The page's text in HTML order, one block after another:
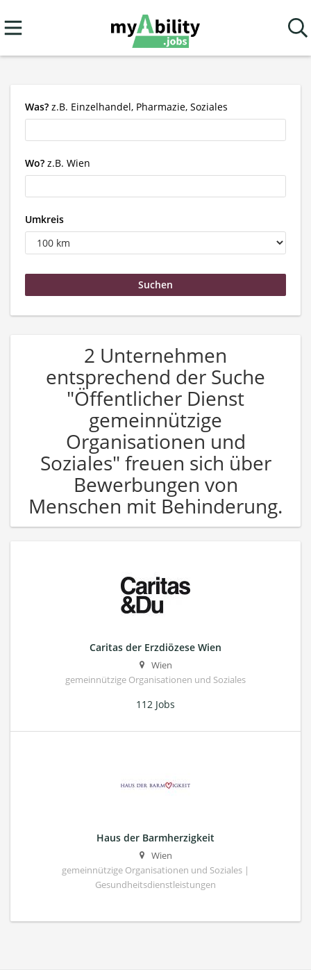
Was? z.B. Einzelhandel, Pharmazie, Soziales
Wo? z.B. Wien
Umkreis
2 Unternehmen
entsprechend der Suche
"Öffentlicher Dienst
gemeinnützige
Organisationen und
Soziales" freuen sich über
Bewerbungen von
Menschen mit Behinderung.
Caritas der Erzdiözese Wien
Wien
gemeinnützige Organisationen und Soziales
112 Jobs
Haus der Barmherzigkeit
Wien
gemeinnützige Organisationen und Soziales |
Gesundheitsdienstleistungen